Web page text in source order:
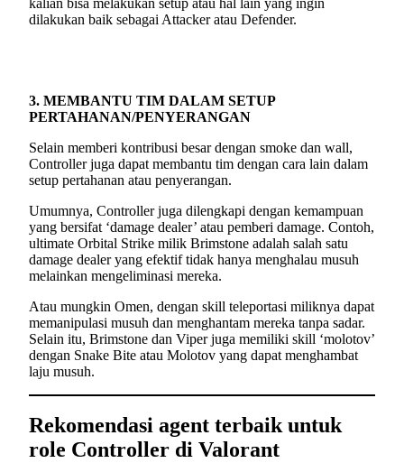
dilakukan baik sebagai Attacker atau Defender.
3. MEMBANTU TIM DALAM SETUP
PERTAHANAN/PENYERANGAN
Selain memberi kontribusi besar dengan smoke dan wall,
Controller juga dapat membantu tim dengan cara lain dalam
setup pertahanan atau penyerangan.
Umumnya, Controller juga dilengkapi dengan kemampuan
yang bersifat ‘damage dealer’ atau pemberi damage. Contoh,
ultimate Orbital Strike milik Brimstone adalah salah satu
damage dealer yang efektif tidak hanya menghalau musuh
melainkan mengeliminasi mereka.
Atau mungkin Omen, dengan skill teleportasi miliknya dapat
memanipulasi musuh dan menghantam mereka tanpa sadar.
Selain itu, Brimstone dan Viper juga memiliki skill ‘molotov’
dengan Snake Bite atau Molotov yang dapat menghambat
laju musuh.
Rekomendasi agent terbaik untuk
role Controller di Valorant